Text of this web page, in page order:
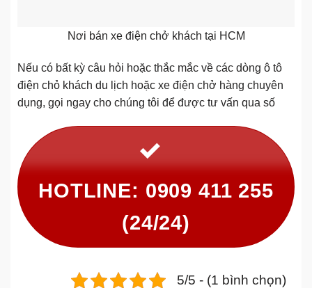
Nơi bán xe điện chở khách tại HCM
Nếu có bất kỳ câu hỏi hoặc thắc mắc về các dòng ô tô
điện chỏ khách du lịch hoặc xe điện chở hàng chuyên
dụng, gọi ngay cho chúng tôi để được tư vấn qua số
HOTLINE: 0909 411 255
(24/24)
5/5 - (1 bình chọn)